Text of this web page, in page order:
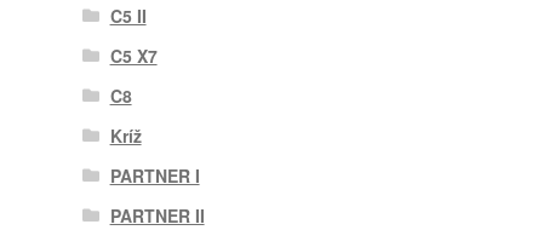
C5 II
C5 X7
C8
Kríž
PARTNER I
PARTNER II